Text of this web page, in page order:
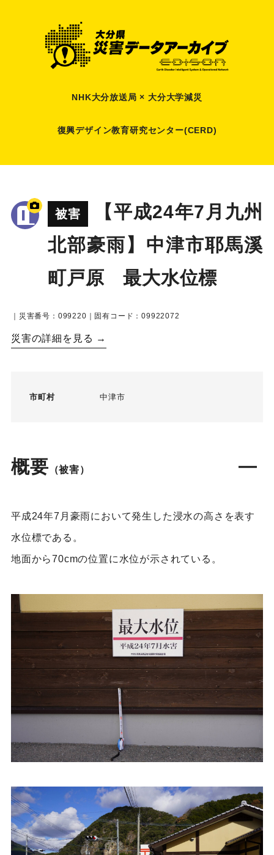
NHK大分放送局 × 大分大学減災
復興デザイン教育研究センター(CERD)
被害
【平成24年7月九州
北部豪雨】中津市耶馬溪
町戸原 最大水位標
｜災害番号：099220｜固有コード：09922072
災害の詳細を見る →
市町村 中津市
概要 （被害）
平成24年7月豪雨において発生した浸水の高さを表す
水位標である。
地面から70cmの位置に水位が示されている。